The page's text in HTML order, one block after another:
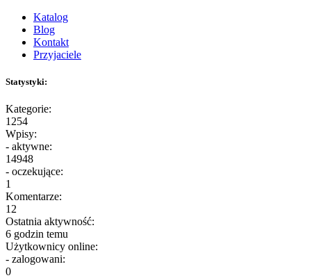
Katalog
Blog
Kontakt
Przyjaciele
Statystyki:
Kategorie:
1254
Wpisy:
- aktywne:
14948
- oczekujące:
1
Komentarze:
12
Ostatnia aktywność:
6 godzin temu
Użytkownicy online:
- zalogowani:
0